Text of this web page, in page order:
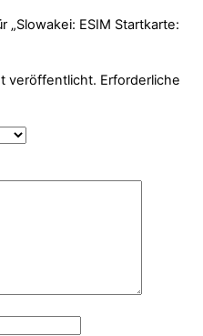
„Slowakei: ESIM Startkarte:
veröffentlicht. Erforderliche